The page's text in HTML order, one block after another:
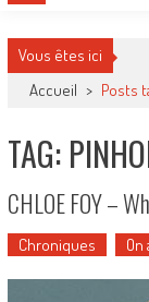
Vous êtes ici
Accueil > Posts
TAG:
CHLOE FOY –
Chroniques On